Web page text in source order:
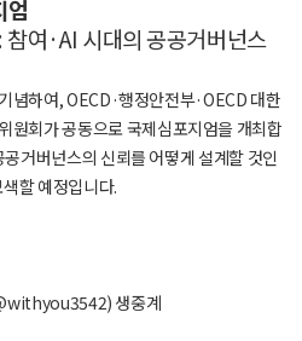
엄
참여·AI 시대의 공공거버넌스
념하여, OECD·행정안전부·OECD 대한
원회가 공동으로 국제심포지엄을 개최합
거버넌스의 신뢰를 어떻게 설계할 것인
할 예정입니다.
생중계